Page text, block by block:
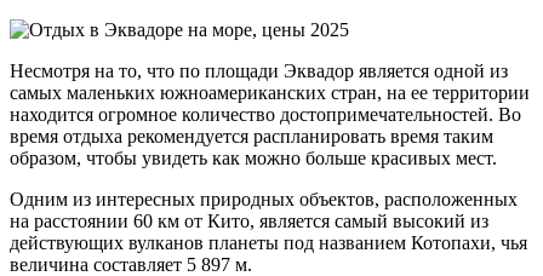
Несмотря на то, что по площади Эквадор является одной из
самых маленьких южноамериканских стран, на ее территории
находится огромное количество достопримечательностей. Во
время отдыха рекомендуется распланировать время таким
образом, чтобы увидеть как можно больше красивых мест.
Одним из интересных природных объектов, расположенных
на расстоянии 60 км от Кито, является самый высокий из
действующих вулканов планеты под названием Котопахи, чья
величина составляет 5 897 м.